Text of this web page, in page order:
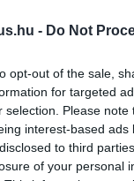
- Do Not
opt-out of the sale,
for targeted
selection. Please
interest-based
to third
of your personal
meg,
elég csak a
ők feleltek a
is. A
egykori
el a